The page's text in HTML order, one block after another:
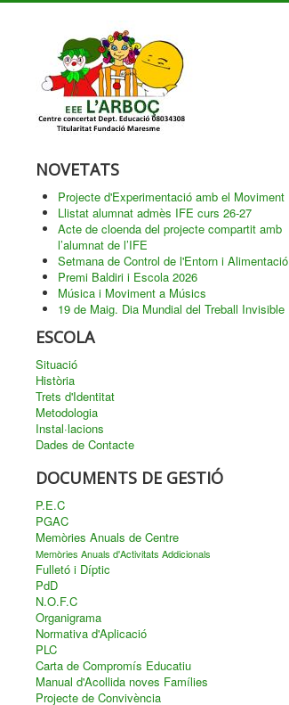
NOVETATS
Projecte d'Experimentació amb el Moviment
Llistat alumnat admès IFE curs 26-27
Acte de cloenda del projecte compartit amb
l’alumnat de l’IFE
Setmana de Control de l'Entorn i Alimentació
Premi Baldiri i Escola 2026
Música i Moviment a Músics
19 de Maig. Dia Mundial del Treball Invisible
ESCOLA
Situació
Història
Trets d'Identitat
Metodologia
Instal·lacions
Dades de Contacte
DOCUMENTS DE GESTIÓ
P.E.C
PGAC
Memòries Anuals de Centre
Memòries Anuals d'Activitats Addicionals
Fulletó i Díptic
PdD
N.O.F.C
Organigrama
Normativa d'Aplicació
PLC
Carta de Compromís Educatiu
Manual d'Acollida noves Famílies
Projecte de Convivència